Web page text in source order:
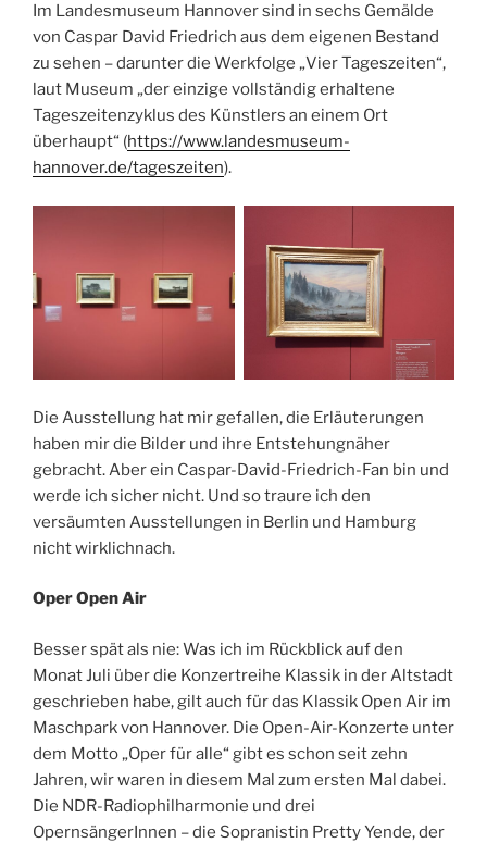
Im Landesmuseum Hannover sind in sechs Gemälde
von Caspar David Friedrich aus dem eigenen Bestand
zu sehen – darunter die Werkfolge „Vier Tageszeiten“,
laut Museum „der einzige vollständig erhaltene
Tageszeitenzyklus des Künstlers an einem Ort
überhaupt“ (https://www.landesmuseum-
hannover.de/tageszeiten).
Die Ausstellung hat mir gefallen, die Erläuterungen
haben mir die Bilder und ihre Entstehungnäher
gebracht. Aber ein Caspar-David-Friedrich-Fan bin und
werde ich sicher nicht. Und so traure ich den
versäumten Ausstellungen in Berlin und Hamburg
nicht wirklichnach.
Oper Open Air
Besser spät als nie: Was ich im Rückblick auf den
Monat Juli über die Konzertreihe Klassik in der Altstadt
geschrieben habe, gilt auch für das Klassik Open Air im
Maschpark von Hannover. Die Open-Air-Konzerte unter
dem Motto „Oper für alle“ gibt es schon seit zehn
Jahren, wir waren in diesem Mal zum ersten Mal dabei.
Die NDR-Radiophilharmonie und drei
OpernsängerInnen – die Sopranistin Pretty Yende, der